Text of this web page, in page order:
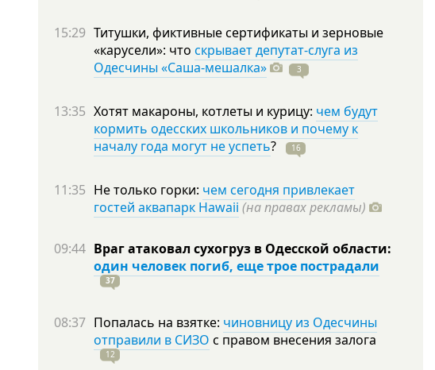
15:29 Титушки, фиктивные сертификаты и зерновые
«карусели»: что скрывает депутат-слуга из
Одесчины «Саша-мешалка»
3
13:35 Хотят макароны, котлеты и курицу: чем будут
кормить одесских школьников и почему к
началу года могут не успеть? 16
11:35 Не только горки: чем сегодня привлекает
гостей аквапарк Hawaii (на правах рекламы)
09:44 Враг атаковал сухогруз в Одесской области:
один человек погиб, еще трое пострадали
37
08:37 Попалась на взятке: чиновницу из Одесчины
отправили в СИЗО с правом внесения залога
12